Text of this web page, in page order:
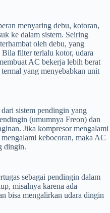
menyaring debu, kotoran,
ke dalam sistem. Seiring
oleh debu, yang
filter terlalu kotor, udara
AC bekerja lebih berat
yang menyebabkan unit
sistem pendingin yang
(umumnya Freon) dan
Jika kompresor mengalami
kebocoran, maka AC
dingin.
sebagai pendingin dalam
misalnya karena ada
bisa mengalirkan udara dingin